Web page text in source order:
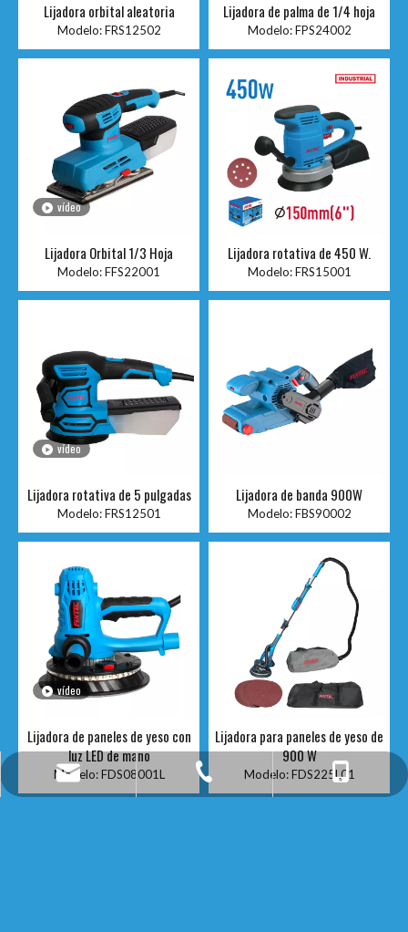
Lijadora orbital aleatoria
Modelo: FRS12502
Lijadora de palma de 1/4 hoja
Modelo: FPS24002
vídeo
Lijadora Orbital 1/3 Hoja
Modelo:FFS22001
Lijadora rotativa de 450 W.
Modelo: FRS15001
vídeo
Lijadora rotativa de 5 pulgadas
Modelo: FRS12501
Lijadora de banda 900W
Modelo: FBS90002
vídeo
Lijadora de paneles de yeso con
luz LED de mano
Modelo: FDS08001L
Lijadora para paneles de yeso de
900 W
Modelo: FDS225L01
fixtec@fixtectools.com
+86-25-52275196
+86-13605168946